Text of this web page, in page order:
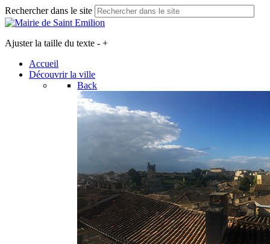
Rechercher dans le site
Ajuster la taille du texte - +
Accueil
Découvrir la ville
Back